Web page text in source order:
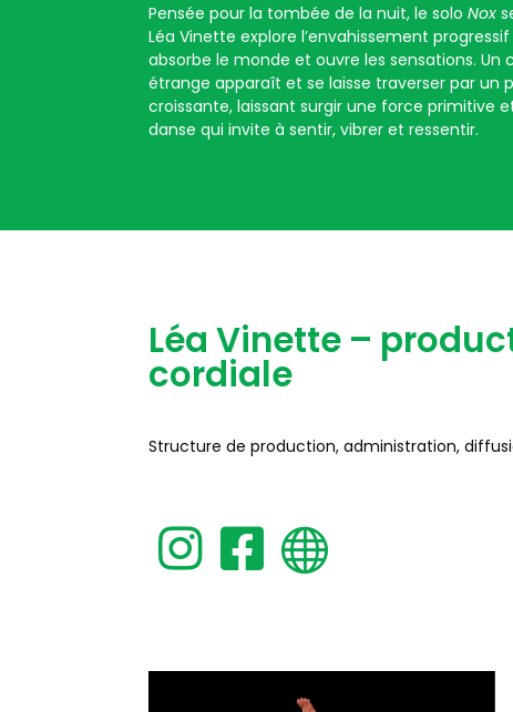
Pensée pour la tombée de la nuit, le soloNox
Léa Vinette explore l’envahissement
absorbe le monde et ouvre les sensations. Un
étrange apparaît et se laisse traverser par un
croissante, laissant surgir une force primitive
danse qui invite à sentir, vibrer et ressentir.
Léa Vinette –
cordiale
Structure de production, administration,
  